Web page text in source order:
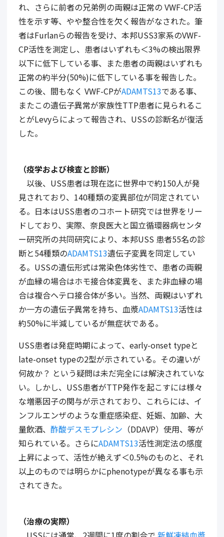
れ、さらに前者の兄弟例の両親は正常の VWF-CP活
性を示す等、やや整合性を欠く報告がなされた。筆
者はFurlanらの報告を受け、本邦USS3家系のVWF-
CP活性を測定し、患者はいずれも＜3%の検出限界
以下に低下している事、また患者の両親はいずれも
正常の約半分(50%)に低下している事を報告した。
この後、間もなく VWF-CPがADAMTS13である事、
またこの遺伝子異常が家族性TTP患者に見られるこ
とがLevyらによって報告され、USSの診断名が復活
した。
（疫学および検査と診断）
以後、USS患者は現在迄に世界中で約150人が発
見されており、140種類の変異部位が同定されてい
る。日本はUSS患者のコホート研究では世界をリー
ドしており、実際、奈良医大と国立循環器病センタ
ー研究所の共同研究により、本邦USS 患者55名の診
断と54種類のADAMTS13遺伝子変異を同定してい
る。USSの遺伝形式は常染色体劣性で、患者の両親
が血縁の場合はホモ接合体変異を、また非血縁の場
合は複合ヘテロ接合体が多い。当然、両親はいずれ
か一方の遺伝子異常を持ち、血漿ADAMTS13活性は
約50%に半減しているが無症状である。
USS患者は発症時期によって、early-onset typeと
late-onset typeの2型が示されている。その違いが
何故か？ という疑問は未だ完全には解決されていな
い。しかし、USS患者がTTP発作を起こすには様々
な増悪因子の関与が示されており、これらには、イ
ンフルエンザのような重症感染症、妊娠、加齢、大
量飲酒、 酢酸デスモプレシン （DDAVP）使用、等が
知られている。さらにADAMTS13活性測定法の感度
上昇によって、活性が絶えず＜0.5%のものと、それ
以上のものでは明らかにphenotypeが異なる事も示
されてきた。
（治療の実際）